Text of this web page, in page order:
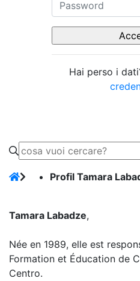
Hai perso i
Profil Tamara
Tamara Labadze,
Née en 1989, elle est
Formation et Éducation de
Centro.